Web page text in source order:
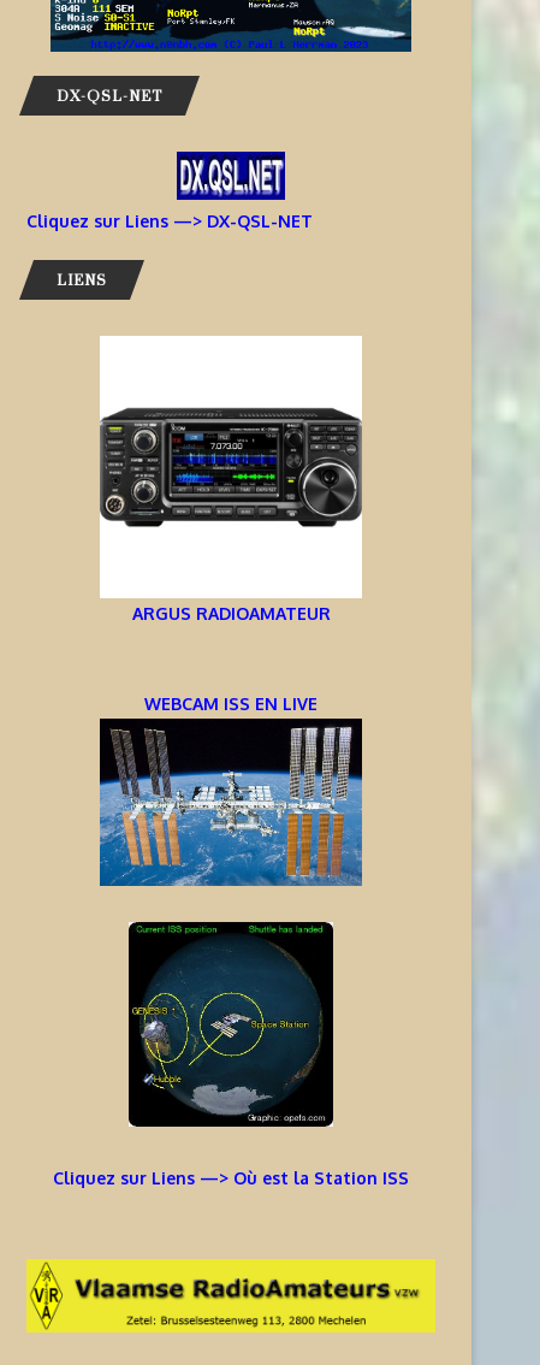
DX-QSL-NET
Cliquez sur Liens —> DX-QSL-NET
LIENS
ARGUS RADIOAMATEUR
WEBCAM ISS EN LIVE
Cliquez sur Liens —> Où est la Station ISS